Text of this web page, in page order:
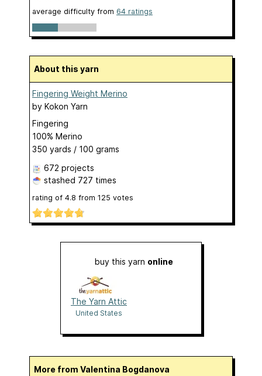
average difficulty from 64 ratings
About this yarn
Fingering Weight Merino
by Kokon Yarn
Fingering
100% Merino
350 yards / 100 grams
672 projects
stashed 727 times
rating of 4.8 from 125 votes
buy this yarn online
The Yarn Attic
United States
More from Valentina Bogdanova